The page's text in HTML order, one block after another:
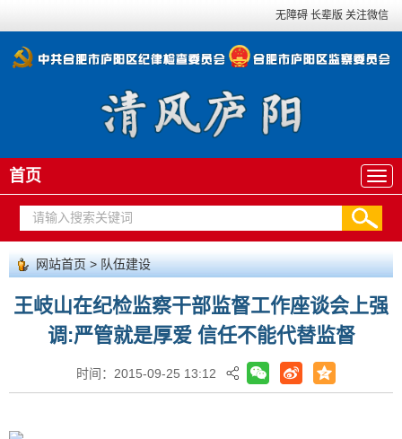
无障碍 长辈版 关注微信
首页
网站首页>队伍建设
王岐山在纪检监察干部监督工作座谈会上强
调:严管就是厚爱 信任不能代替监督
时间：2015-09-25 13:12